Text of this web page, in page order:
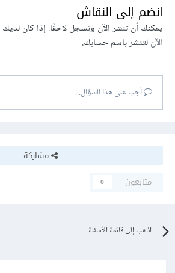
انضم إلى النقاش
يمكنك أن تنشر الآن وتسجل لاحقًا. إذا كان
الآنلتنشر باسم حسابك.
أجب على هذا السؤال...
مشاركة
متابعون
0
اذهب إلى قائمة الأسئلة